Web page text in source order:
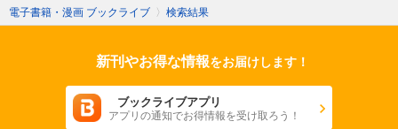
電子書籍・漫画 ブックライブ 〉 検索結果
新刊やお得な情報をお届けします！
ブックライブアプリ
アプリの通知でお得情報を受け取ろう！